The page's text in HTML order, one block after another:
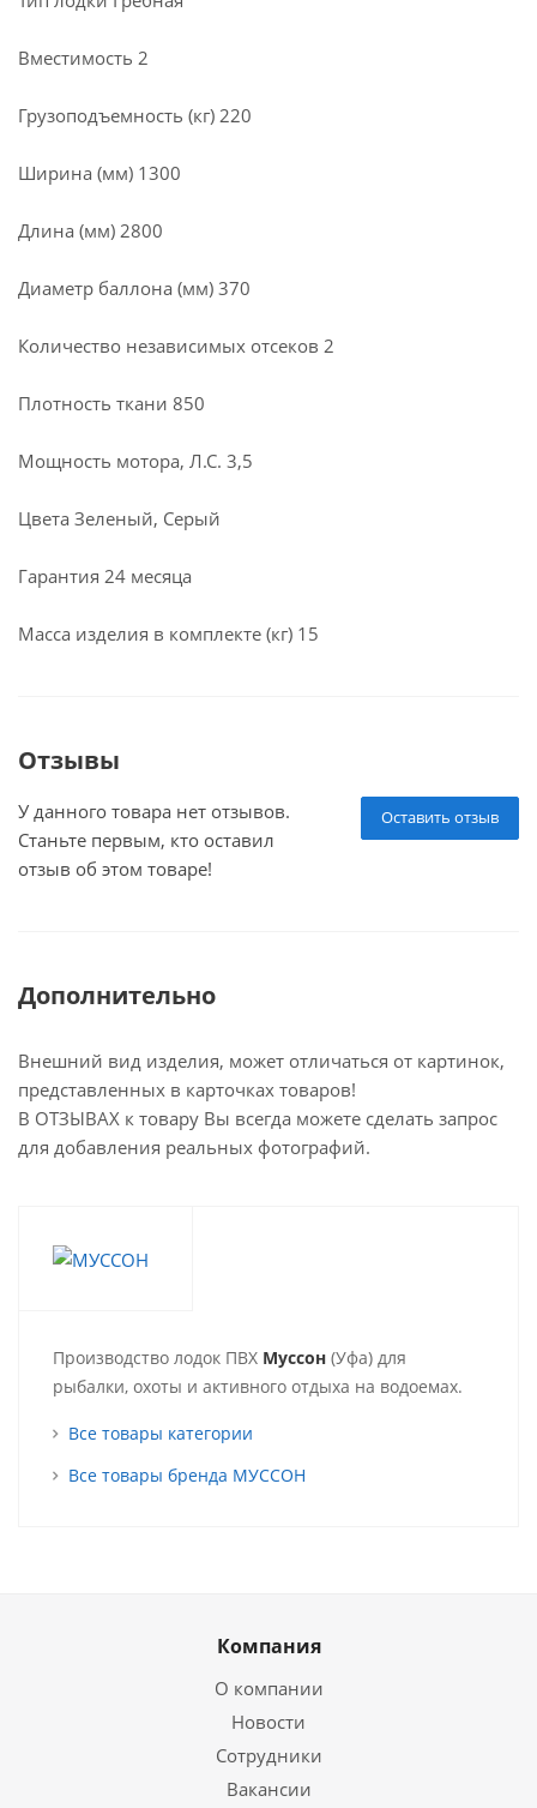
Вместимость 2
Грузоподъемность (кг) 220
Ширина (мм) 1300
Длина (мм) 2800
Диаметр баллона (мм) 370
Количество независимых отсеков 2
Плотность ткани 850
Мощность мотора, Л.С. 3,5
Цвета Зеленый, Серый
Гарантия 24 месяца
Масса изделия в комплекте (кг) 15
Отзывы
Оставить отзыв
У данного товара нет отзывов.
Станьте первым, кто оставил
отзыв об этом товаре!
Дополнительно
Внешний вид изделия, может отличаться от картинок,
представленных в карточках товаров!
В ОТЗЫВАХ к товару Вы всегда можете сделать запрос
для добавления реальных фотографий.
Производство лодок ПВХ Муссон (Уфа) для
рыбалки, охоты и активного отдыха на водоемах.
Все товары категории
Все товары бренда МУССОН
Компания
О компании
Новости
Сотрудники
Вакансии